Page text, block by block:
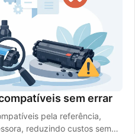
sem errar
pela referência,
reduzindo custos sem